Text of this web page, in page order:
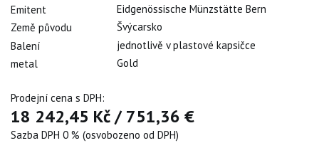
Emitent
Eidgenössische Münzstätte Bern
Země původu
Švýcarsko
Balení
jednotlivě v plastové kapsičce
metal
Gold
Prodejní cena s DPH:
18 242,45 Kč/751,36 €
Sazba DPH 0 % (osvobozeno od DPH)